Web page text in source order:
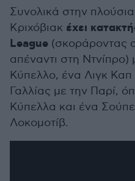
Συνολικά στην
Κριχόβιακ έχει
League (σκοράροντας
απέναντι στη Ντνίπρο)
Κύπελλο, ένα Λιγκ
Γαλλίας με την Παρί,
Κύπελλα και ένα
Λοκομοτίβ.